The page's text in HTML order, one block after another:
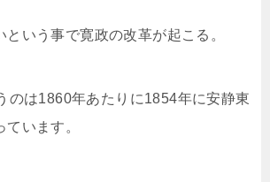
いう事で寛政の改革が起こる。
のは1860年あたりに1854年に安静東
います。